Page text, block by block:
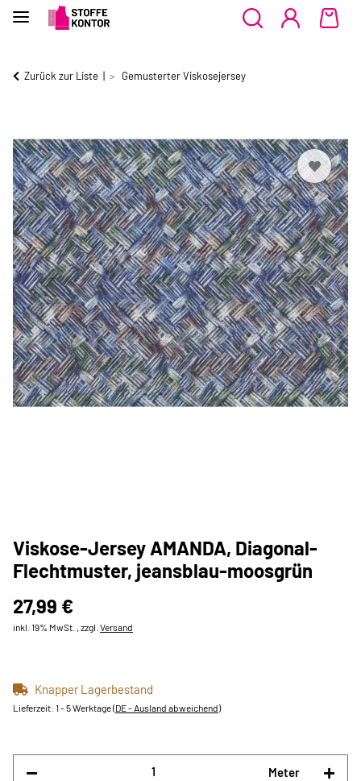
Zurück zur Liste Gemusterter Viskosejersey
Viskose-Jersey AMANDA, Diagonal-
Flechtmuster, jeansblau-moosgrün
27,99 €
inkl. 19% MwSt. , zzgl. Versand
Knapper Lagerbestand
Lieferzeit: 1 - 5 Werktage(DE - Ausland abweichend)
Meter